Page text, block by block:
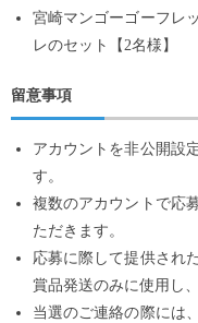
宮崎マンゴーゴーフレ
レのセット【2名様】
留意事項
アカウントを非公開設
す。
複数のアカウントで応
ただきます。
応募に際して提供され
賞品発送のみに使用し
当選のご連絡の際には